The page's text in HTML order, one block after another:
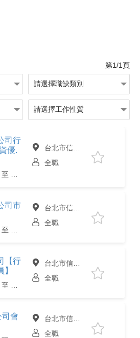
第1/1頁
司行
優.
台北市信義區
全職
司市
台北市信義區
全職
【行
台北市信義區
全職
司會
台北市信義區
全職